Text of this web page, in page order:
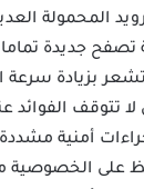
المحمولة
جديدة تماما
بزيادة
تتوقف الفوائد
أمنية
على الخصوصية